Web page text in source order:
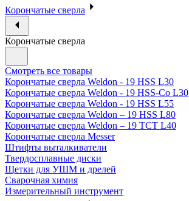
Корончатые сверла
Корончатые сверла
Смотреть все товары
Корончатые сверла Weldon - 19 HSS L30
Корончатые сверла Weldon - 19 HSS-Co L30
Корончатые сверла Weldon - 19 HSS L55
Корончатые сверла Weldon – 19 HSS L80
Корончатые сверла Weldon – 19 TCT L40
Корончатые сверла Messer
Штифты выталкиватели
Твердосплавные диски
Щетки для УШМ и дрелей
Сварочная химия
Измерительный инструмент